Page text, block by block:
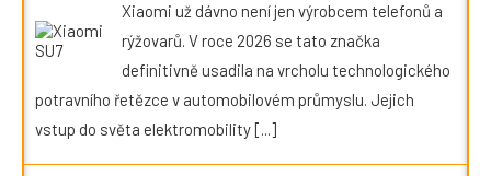
Xiaomi už dávno není jen výrobcem telefonů a
rýžovarů. V roce 2026 se tato značka
definitivně usadila na vrcholu technologického
potravního řetězce v automobilovém průmyslu. Jejich
vstup do světa elektromobility[...]